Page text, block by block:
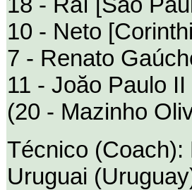
10 - Neto
7 - Renato
11 - Joăo Paulo
(20 - Mazinho
Técnico (Coach):
Uruguai